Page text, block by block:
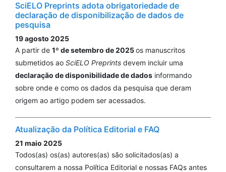
SciELO Preprints adota obrigatoriedade de
declaração de disponibilização de dados de
pesquisa
19 agosto 2025
A partir de 1º de setembro de 2025os manuscritos
submetidos ao SciELO Preprints devem incluir uma
declaração de disponibilidade de dados informando
sobre onde e como os dados da pesquisa que deram
origem ao artigo podem ser acessados.
Atualização da Política Editorial e FAQ
21 maio 2025
Todos(as) os(as) autores(as) são solicitados(as) a
consultarem a nossa Política Editorial e nossas FAQs antes